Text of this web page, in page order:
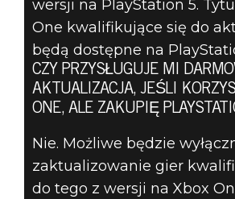
wersji na PlayStation 5.
One kwalifikujące się do
będą dostępne na
CZY PRZYSŁUGUJE MI
AKTUALIZACJA, JEŚLI
ONE, ALE ZAKUPIĘ
Nie. Możliwe będzie
zaktualizowanie gier
do tego z wersji na Xbox